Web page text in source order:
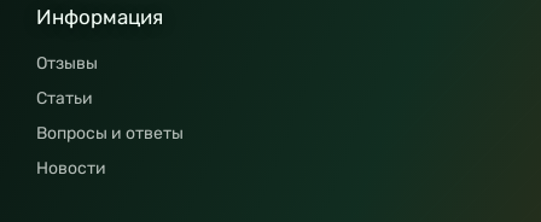
Информация
Отзывы
Статьи
Вопросы и ответы
Новости